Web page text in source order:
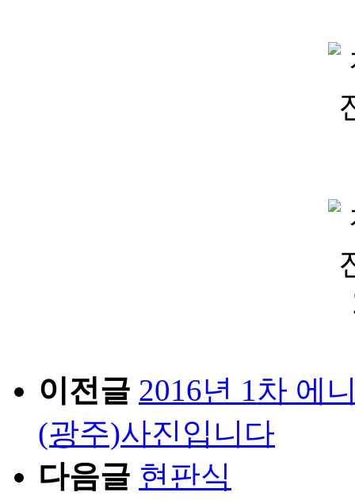
이전글 2016년 1차 에
(광주)사진입니다
다음글 현판식